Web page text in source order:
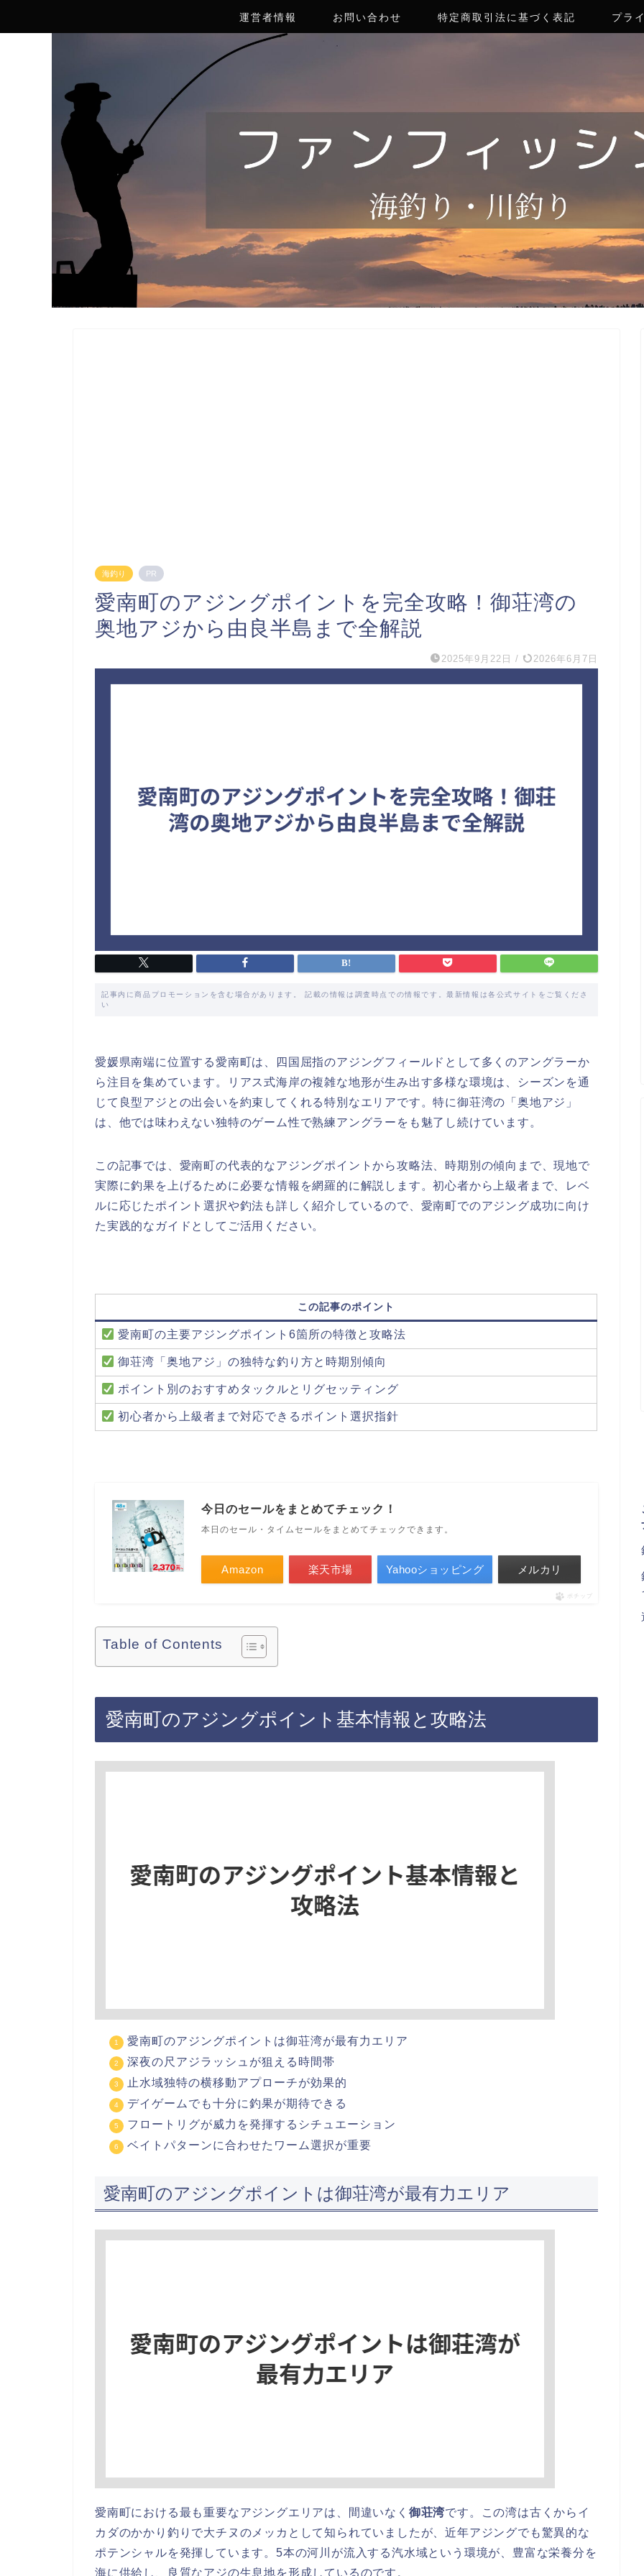
運営者情報 お問い合わせ 特定商取引法に基づく表記 プラ
海釣り PR
愛南町のアジングポイントを完全攻略！御荘湾の
奥地アジから由良半島まで全解説
2025年9月22日 / 2026年6月7日
記事内に商品プロモーションを含む場合があります。 記載の情報は調査時点での情報です。最新情報は各公式サイトをご覧くださ
い
愛媛県南端に位置する愛南町は、四国屈指のアジングフィールドとして多くのアングラーか
ら注目を集めています。リアス式海岸の複雑な地形が生み出す多様な環境は、シーズンを通
じて良型アジとの出会いを約束してくれる特別なエリアです。特に御荘湾の「奥地アジ」
は、他では味わえない独特のゲーム性で熟練アングラーをも魅了し続けています。
この記事では、愛南町の代表的なアジングポイントから攻略法、時期別の傾向まで、現地で
実際に釣果を上げるために必要な情報を網羅的に解説します。初心者から上級者まで、レベ
ルに応じたポイント選択や釣法も詳しく紹介しているので、愛南町でのアジング成功に向け
た実践的なガイドとしてご活用ください。
この記事のポイント
愛南町の主要アジングポイント6箇所の特徴と攻略法
御荘湾「奥地アジ」の独特な釣り方と時期別傾向
ポイント別のおすすめタックルとリグセッティング
初心者から上級者まで対応できるポイント選択指針
今日のセールをまとめてチェック！
本日のセール・タイムセールをまとめてチェックできます。
Amazon 楽天市場 Yahooショッピング メルカリ
ポチップ
Table of Contents
愛南町のアジングポイント基本情報と攻略法
愛南町のアジングポイントは御荘湾が最有力エリア
深夜の尺アジラッシュが狙える時間帯
止水域独特の横移動アプローチが効果的
デイゲームでも十分に釣果が期待できる
フロートリグが威力を発揮するシチュエーション
ベイトパターンに合わせたワーム選択が重要
愛南町のアジングポイントは御荘湾が最有力エリア
愛南町における最も重要なアジングエリアは、間違いなく 御荘湾です。この湾は古くからイ
カダのかかり釣りで大チヌのメッカとして知られていましたが、近年アジングでも驚異的な
ポテンシャルを発揮しています。5本の河川が流入する汽水域という環境が、豊富な栄養分を
海に供給し、良質なアジの生息地を形成しているのです。